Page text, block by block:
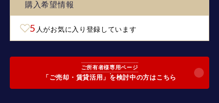
購入希望情報
5 人がお気に入り登録しています
ご所有者様専用ページ
「ご売却・賃貸活用」を検討中の方はこちら